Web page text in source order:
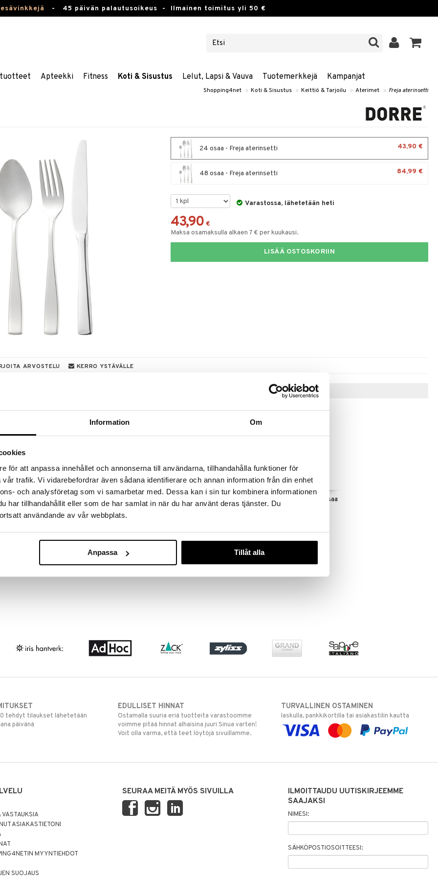
Information Om
för att anpassa innehållet och annonserna till användarna, tillhandahålla funktioner för
trafik. Vi vidarebefordrar även sådana identifierare och annan information från din enhet
och analysföretag som vi samarbetar med. Dessa kan i sin tur kombinera informationen
har tillhandahållit eller som de har samlat in när du har använt deras tjänster. Du
användande av vår webbplats.
Anpassa Tillåt alla
- 45 päivän palautusoikeus - Ilmainen toimitus yli 50 €
Apteekki Fitness Koti & Sisustus Lelut, Lapsi & Vauva Tuotemerkkejä Kampanjat
Shopping4net » Koti & Sisustus » Keittiö & Tarjoilu » Aterimet » Freja aterinsetti
24 osaa - Freja aterinsetti 43,90 €
48 osaa - Freja aterinsetti 84,99 €
Varastossa, lähetetään heti
43,90 €
Maksa osamaksulla alkaen 7 € per kuukausi.
LISÄÄ OSTOSKORIIN
ARVOSTELU KERRO YSTÄVÄLLE
löydöt kotiin!
tehdä löytöjä suuresta ALEstamme. Juuri
voivat päästä loppumaan!
Freja-aterinsetillä.
18/10-teräksellä valmistettuna Freja on
aina, kun istut pöytään.
Vinkkejä sinulle
Aterinliina musta
31 €
Ranka aterinsetti 16 osaa
matta
120 €
tehdyt tilaukset lähetetään
päivänä
EDULLISET HINNAT
Ostamalla suuria eriä tuotteita varastoomme
voimme pitää hinnat alhaisina juuri Sinua varten!
Voit olla varma, että teet löytöjä sivuillamme.
TURVALLINEN OSTAMINEN
laskulla, pankkikortilla tai asiakastilin kautta
ASIAKASTIETONI
MYYNTIEHDOT
SUOJAUS
SEURAA MEITÄ MYÖS SIVUILLA
ILMOITTAUDU UUTISKIRJEEMME
SAAJAKSI
NIMESI:
SÄHKÖPOSTIOSOITTEESI: